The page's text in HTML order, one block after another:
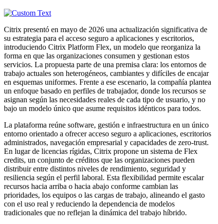
Citrix presentó en mayo de 2026 una actualización significativa de
su estrategia para el acceso seguro a aplicaciones y escritorios,
introduciendo Citrix Platform Flex, un modelo que reorganiza la
forma en que las organizaciones consumen y gestionan estos
servicios. La propuesta parte de una premisa clara: los entornos de
trabajo actuales son heterogéneos, cambiantes y difíciles de encajar
en esquemas uniformes. Frente a ese escenario, la compañía plantea
un enfoque basado en perfiles de trabajador, donde los recursos se
asignan según las necesidades reales de cada tipo de usuario, y no
bajo un modelo único que asume requisitos idénticos para todos.
La plataforma reúne software, gestión e infraestructura en un único
entorno orientado a ofrecer acceso seguro a aplicaciones, escritorios
administrados, navegación empresarial y capacidades de zero‑trust.
En lugar de licencias rígidas, Citrix propone un sistema de Flex
credits, un conjunto de créditos que las organizaciones pueden
distribuir entre distintos niveles de rendimiento, seguridad y
resiliencia según el perfil laboral. Esta flexibilidad permite escalar
recursos hacia arriba o hacia abajo conforme cambian las
prioridades, los equipos o las cargas de trabajo, alineando el gasto
con el uso real y reduciendo la dependencia de modelos
tradicionales que no reflejan la dinámica del trabajo híbrido.